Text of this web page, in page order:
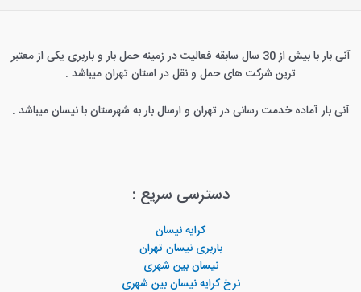
آنی بار با بیش از 30 سال سابقه فعالیت در زمینه حمل بار و باربری یکی از معتبر
ترین شرکت های حمل و نقل در استان تهران میباشد .
آنی بار آماده خدمت رسانی در تهران و ارسال بار به شهرستان با نیسان میباشد .
دسترسی سریع :
کرایه نیسان
باربری نیسان تهران
نیسان بین شهری
نرخ کرایه نیسان بین شهری